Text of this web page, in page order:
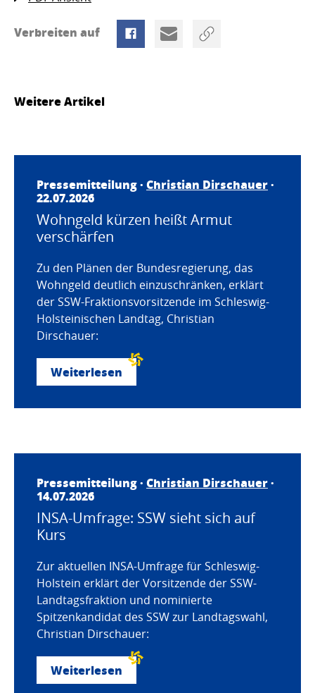
Verbreiten auf
Weitere Artikel
Pressemitteilung · Christian Dirschauer·
22.07.2026
Wohngeld kürzen heißt Armut
verschärfen
Zu den Plänen der Bundesregierung, das
Wohngeld deutlich einzuschränken, erklärt
der SSW-Fraktionsvorsitzende im Schleswig-
Holsteinischen Landtag, Christian
Dirschauer:
Weiterlesen
Pressemitteilung · Christian Dirschauer·
14.07.2026
INSA-Umfrage: SSW sieht sich auf
Kurs
Zur aktuellen INSA-Umfrage für Schleswig-
Holstein erklärt der Vorsitzende der SSW-
Landtagsfraktion und nominierte
Spitzenkandidat des SSW zur Landtagswahl,
Christian Dirschauer:
Weiterlesen